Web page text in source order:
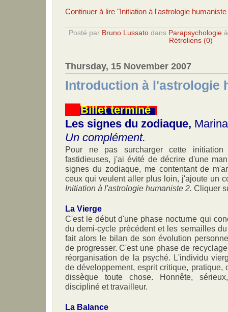
Continuer à lire "Initiation à l'astrologie humaniste
Posté par Bruno Lussatodans Parapsychologie
Rétroliens (0)
Thursday, 15 November 2007
Introduction à l'astrologie
Billet terminé
Les signes du zodiaque,
Un complément.
Pour ne pas surcharger cette initiation
fastidieuses, j'ai évité de décrire d'une
signes du zodiaque, me contentant de
ceux qui veulent aller plus loin, j'ajoute un
Initiation à l'astrologie humaniste 2. Cliquer
La Vierge
C'est le début d'une phase nocturne qui
du demi-cycle précédent et les semailles
fait alors le bilan de son évolution
de progresser. C'est une phase de
réorganisation de la psyché. L'individu
de développement, esprit critique, pratique,
dissèque toute chose. Honnête,
discipliné et travailleur.
La Balance